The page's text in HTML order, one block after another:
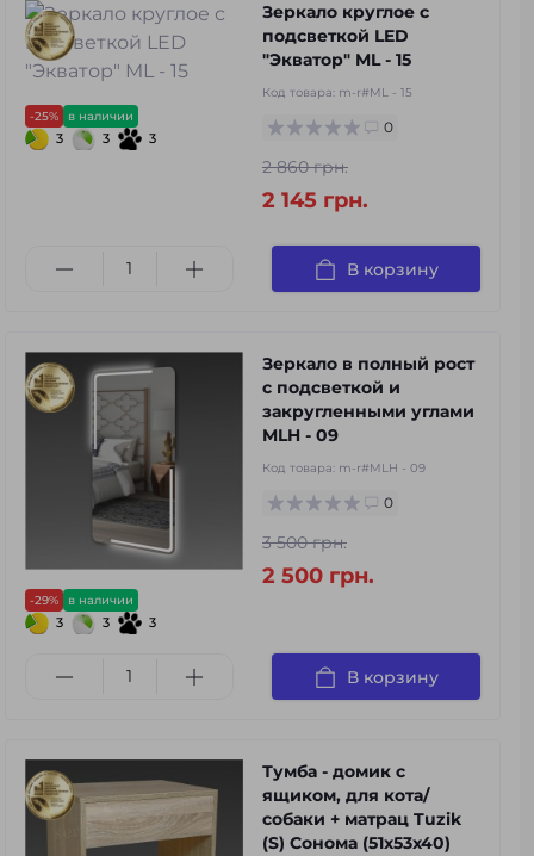
-25% в наличии
3 3 3
Зеркало круглое с
подсветкой LED
"Экватор" ML - 15
Код товара: m-r#ML - 15
0
2 860 грн.
2 145 грн.
В корзину
-29% в наличии
3 3 3
Зеркало в полный рост
с подсветкой и
закругленными углами
MLH - 09
Код товара: m-r#MLH - 09
0
3 500 грн.
2 500 грн.
В корзину
Тумба - домик с
ящиком, для кота/
собаки + матрац Tuzik
(S) Сонома (51x53x40)